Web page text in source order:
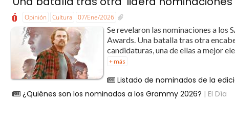
Opinión Cultura 07/Ene/2026
Se revelaron las nominaciones a
Awards. Una batalla tras otra
candidaturas, una de ellas a mejor
+ más
Listado de nominados de la
¿Quiénes son los nominados a los Grammy 2026? | El Día